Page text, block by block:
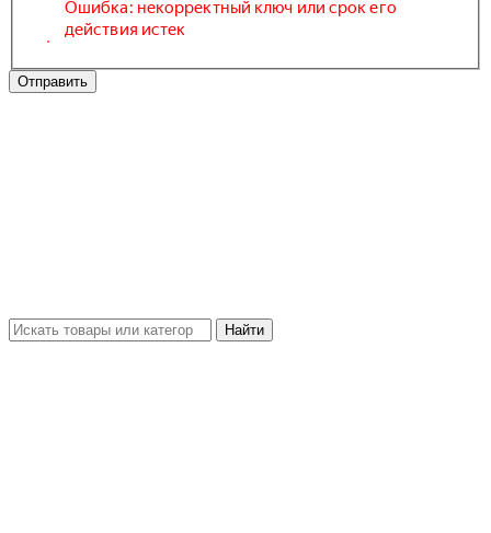
Отправить
Найти